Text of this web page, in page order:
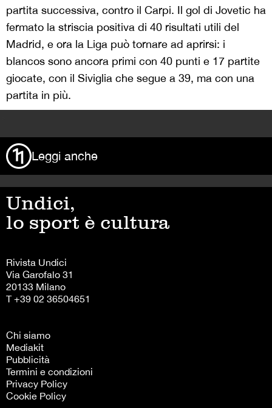
partita successiva, contro il Carpi. Il gol di Jovetic ha
fermato la striscia positiva di 40 risultati utili del
Madrid, e ora la Liga può tornare ad aprirsi: i
blancos sono ancora primi con 40 punti e 17 partite
giocate, con il Siviglia che segue a 39, ma con una
partita in più.
Leggi anche
Undici,
lo sport è cultura
Rivista Undici
Via Garofalo 31
20133 Milano
T +39 02 36504651
Chi siamo
Mediakit
Pubblicità
Termini e condizioni
Privacy Policy
Cookie Policy